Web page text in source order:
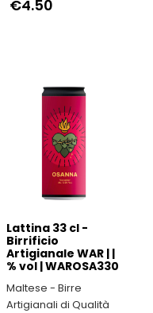
€4.50
Lattina 33 cl -
Birrificio
Artigianale WAR | |
% vol | WAROSA330
Maltese - Birre
Artigianali di Qualità